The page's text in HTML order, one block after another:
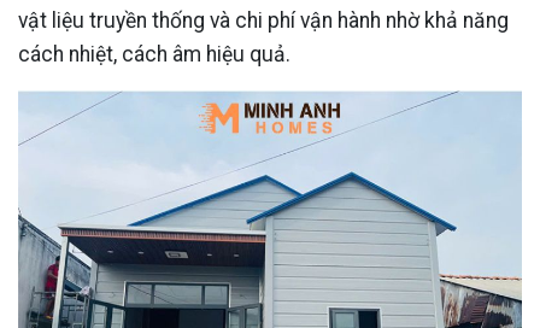
vật liệu truyền thống và chi phí vận hành nhờ khả năng
cách nhiệt, cách âm hiệu quả.